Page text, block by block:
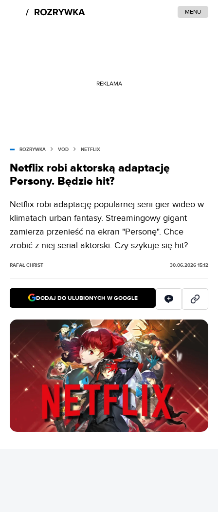
MENU
REKLAMA
ROZRYWKA VOD NETFLIX
Netflix robi aktorską adaptację
Persony. Będzie hit?
Netflix robi adaptację popularnej serii gier wideo w
klimatach urban fantasy. Streamingowy gigant
zamierza przenieść na ekran "Personę". Chce
zrobić z niej serial aktorski. Czy szykuje się hit?
RAFAŁ CHRIST 30.06.2026 15:12
DODAJ DO ULUBIONYCH W GOOGLE